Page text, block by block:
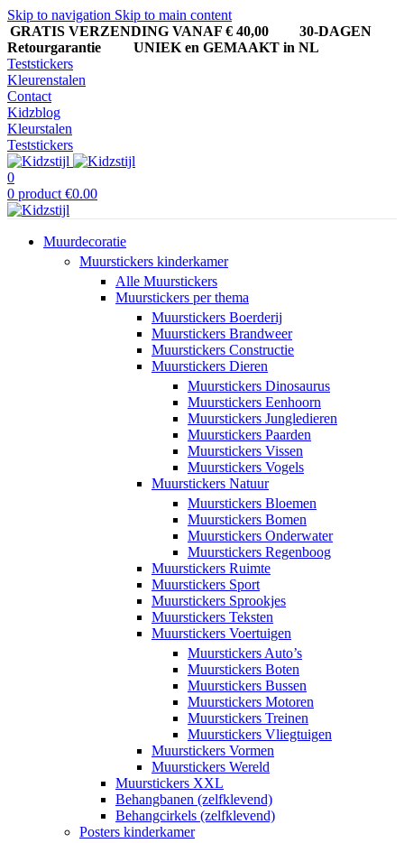
Skip to navigation Skip to main content
GRATIS VERZENDING VANAF € 40,00
30-DAGEN
Retourgarantie UNIEK en GEMAAKT in NL
Teststickers
Kleurenstalen
Contact
Kidzblog
Kleurstalen
Teststickers
0
0 product €0.00
Muurdecoratie
Muurstickers kinderkamer
Alle Muurstickers
Muurstickers per thema
Muurstickers Boerderij
Muurstickers Brandweer
Muurstickers Constructie
Muurstickers Dieren
Muurstickers Dinosaurus
Muurstickers Eenhoorn
Muurstickers Jungledieren
Muurstickers Paarden
Muurstickers Vissen
Muurstickers Vogels
Muurstickers Natuur
Muurstickers Bloemen
Muurstickers Bomen
Muurstickers Onderwater
Muurstickers Regenboog
Muurstickers Ruimte
Muurstickers Sport
Muurstickers Sprookjes
Muurstickers Teksten
Muurstickers Voertuigen
Muurstickers Auto’s
Muurstickers Boten
Muurstickers Bussen
Muurstickers Motoren
Muurstickers Treinen
Muurstickers Vliegtuigen
Muurstickers Vormen
Muurstickers Wereld
Muurstickers XXL
Behangbanen (zelfklevend)
Behangcirkels (zelfklevend)
Posters kinderkamer